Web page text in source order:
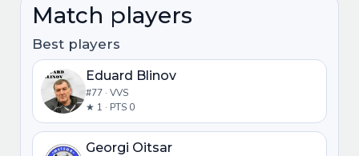
Match players
Best players
Eduard Blinov
#77 · VVS
★ 1 · PTS 0
Georgi Oitsar